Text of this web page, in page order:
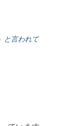
と言われて